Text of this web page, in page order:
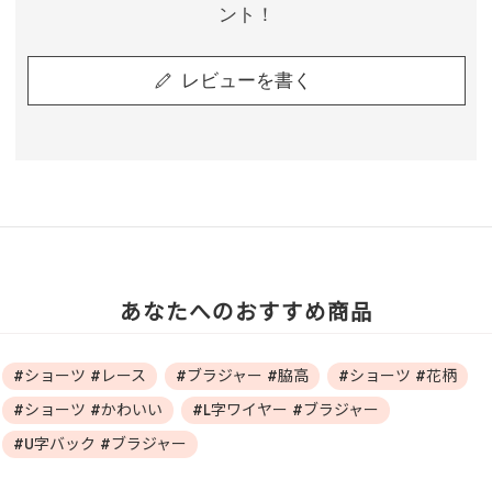
ント！
レビューを書く
あなたへのおすすめ商品
#ショーツ #レース #ブラジャー #脇高
#ショーツ #花柄
#ショーツ #かわいい
#L字ワイヤー #ブラジャー
#U字バック #ブラジャー